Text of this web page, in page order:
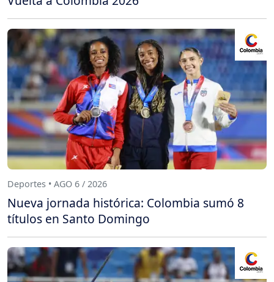
Deportes • AGO 6 / 2026
Nueva jornada histórica: Colombia sumó 8
títulos en Santo Domingo